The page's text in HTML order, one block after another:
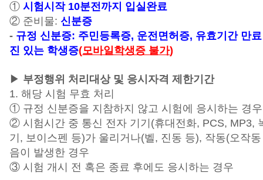
①시험시작 10분전까지 입실완료
② 준비물: 신분증
- 규정 신분증: 주민등록증, 운전면허증, 유효기간 만
진 있는 학생증(모바일학생증 불가)
▶ 부정행위 처리대상 및 응시자격 제한기간
1. 해당 시험 무효 처리
① 규정 신분증을 지참하지 않고 시험에 응시하는 경우
② 시험시간 중 통신 전자 기기(휴대전화, PCS, MP3,
기, 보이스펜 등)가 울리거나(벨, 진동 등), 작동(오작
음이 발생한 경우
③ 시험 개시 전 혹은 종료 후에도 응시하는 경우